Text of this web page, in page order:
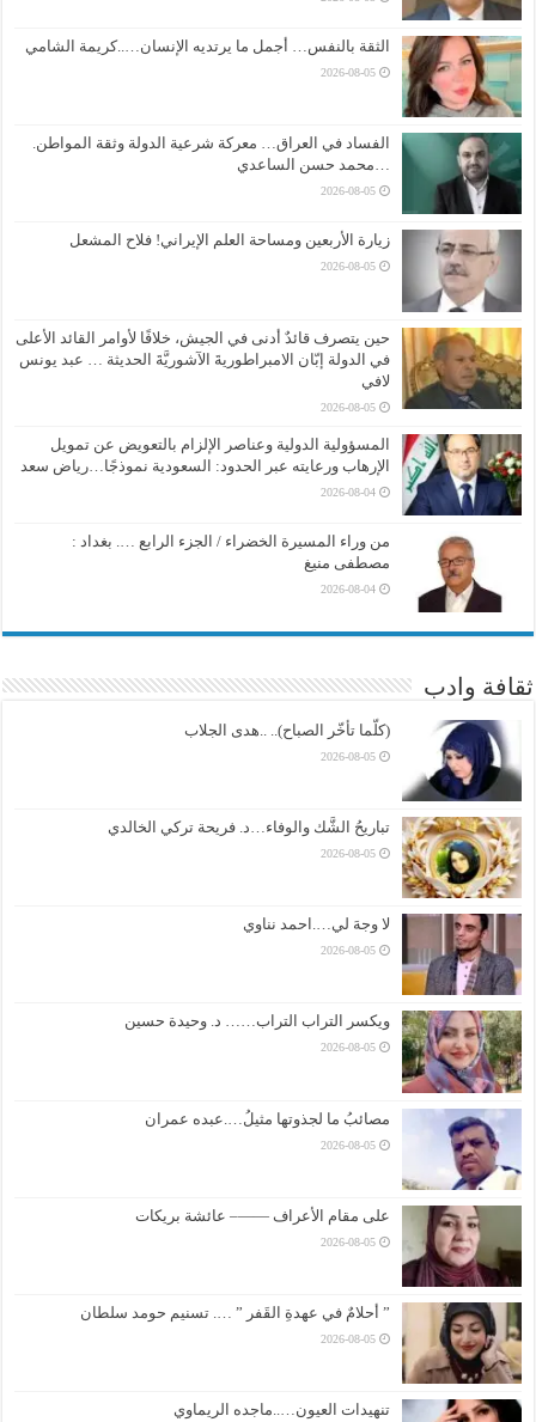
الثقة بالنفس… أجمل ما يرتديه الإنسان…..كريمة الشامي
2026-08-05
الفساد في العراق… معركة شرعية الدولة وثقة المواطن.
…محمد حسن الساعدي
2026-08-05
زيارة الأربعين ومساحة العلم الإيراني! فلاح المشعل
2026-08-05
حين يتصرف قائدٌ أدنى في الجيش، خلافًا لأوامر القائد الأعلى
في الدولة إبّان الامبراطوريةَ الآشوريَّةَ الحديثة … عبد يونس
لافي
2026-08-05
المسؤولية الدولية وعناصر الإلزام بالتعويض عن تمويل
الإرهاب ورعايته عبر الحدود: السعودية نموذجًا…رياض سعد
2026-08-04
من وراء المسيرة الخضراء / الجزء الرابع …. بغداد :
مصطفى منيغ
2026-08-04
ثقافة وادب
(كلّما تأخّر الصباح).. ..هدى الجلاب
2026-08-05
تباريحُ الشَّك والوفاء…د. فريحة تركي الخالدي
2026-08-05
لا وجهَ لي….احمد نناوي
2026-08-05
ويكسر التراب التراب…… د. وحيدة حسين
2026-08-05
مصائبُ ما لجذوتها مثيلُ….عبده عمران
2026-08-05
على مقام الأعراف ——– عائشة بريكات
2026-08-05
” أحلامٌ في عهدةِ القَفر ” …. تسنيم حومد سلطان
2026-08-05
تنهيدات العيون…..ماجده الريماوي